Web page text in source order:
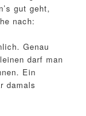
gut geht,
nach:
Genau
darf man
Ein
damals